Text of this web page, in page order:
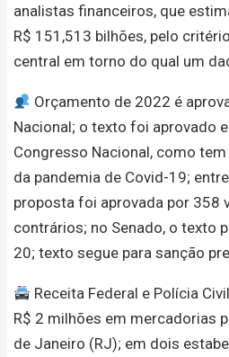
analistas financeiros, que
R$ 151,513 bilhões, pelo
central em torno do qual um
Orçamento de 2022 é
Nacional; o texto foi aprovado
Congresso Nacional, como
da pandemia de Covid-19;
proposta foi aprovada por 358
contrários; no Senado, o texto
20; texto segue para sanção
Receita Federal e Polícia
R$ 2 milhões em mercadorias
de Janeiro (RJ); em dois